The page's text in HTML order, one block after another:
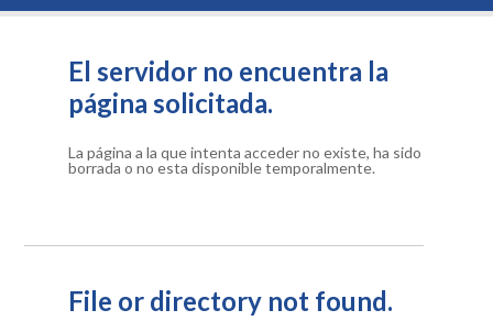
El servidor no encuentra la
página solicitada.
La página a la que intenta acceder no existe, ha sido
borrada o no esta disponible temporalmente.
File or directory not found.